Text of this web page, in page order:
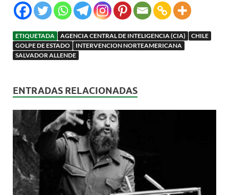
ETIQUETADA AGENCIA CENTRAL DE INTELIGENCIA (CIA)
CHILE
GOLPE DE ESTADO
INTERVENCION NORTEAMERICANA
SALVADOR ALLENDE
ENTRADAS RELACIONADAS